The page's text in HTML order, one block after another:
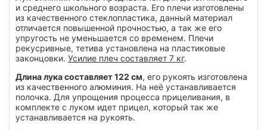
и среднего школьного возраста. Его плечи изготовлены
из качественного стеклопластика, данный материал
отличается повышенной прочностью, а так же его
упругость не уменьшается со временем. Плечи
рекусривные, тетива установлена на пластиковые
законцовки. Усилие плеч составляет 7 кг.
Длина лука составляет 122 см, его рукоять изготовлена
из качественного алюминия. На неё устанавливается
полочка. Для упрощения процесса прицеливания, в
комплекте с луком идет прицел, который так же
устанавливается на рукоять.